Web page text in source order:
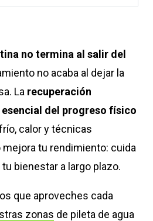
no termina al salir del
no acaba al dejar la
La recuperación
del progreso físico
calor y técnicas
tu rendimiento: cuida
bienestar a largo plazo.
que aproveches cada
zonas de pileta de agua